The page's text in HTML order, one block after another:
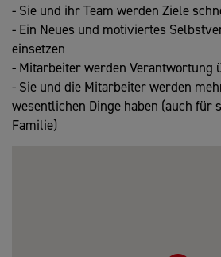
- Sie und ihr Team werden Ziele
- Ein Neues und motiviertes
einsetzen
- Mitarbeiter werden Verantwortung
- Sie und die Mitarbeiter werden
wesentlichen Dinge haben (auch für
Familie)